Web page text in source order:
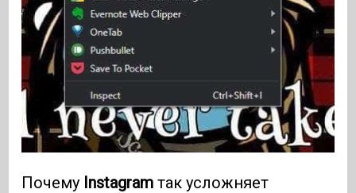
Почему Instagram так усложняет